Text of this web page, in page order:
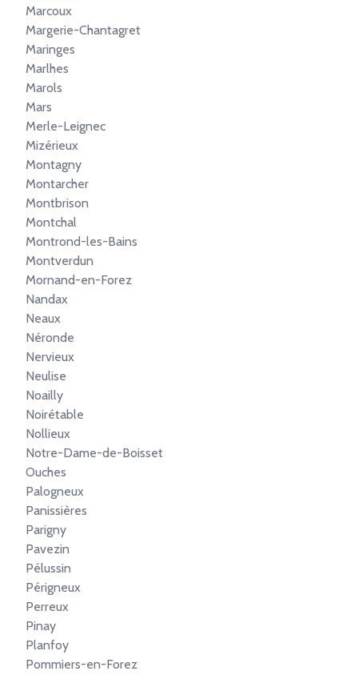
Marcoux
Margerie-Chantagret
Maringes
Marlhes
Marols
Mars
Merle-Leignec
Mizérieux
Montagny
Montarcher
Montbrison
Montchal
Montrond-les-Bains
Montverdun
Mornand-en-Forez
Nandax
Neaux
Néronde
Nervieux
Neulise
Noailly
Noirétable
Nollieux
Notre-Dame-de-Boisset
Ouches
Palogneux
Panissières
Parigny
Pavezin
Pélussin
Périgneux
Perreux
Pinay
Planfoy
Pommiers-en-Forez